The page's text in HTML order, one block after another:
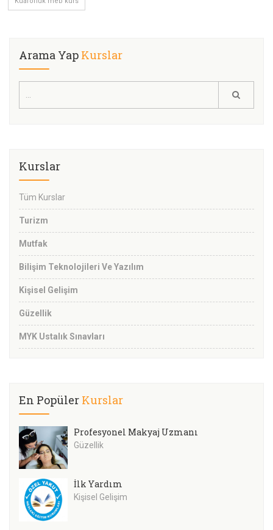
Arama Yap Kurslar
Kurslar
Tüm Kurslar
Turizm
Mutfak
Bilişim Teknolojileri Ve Yazılım
Kişisel Gelişim
Güzellik
MYK Ustalık Sınavları
En Popüler Kurslar
Profesyonel Makyaj Uzmanı
Güzellik
İlk Yardım
Kişisel Gelişim